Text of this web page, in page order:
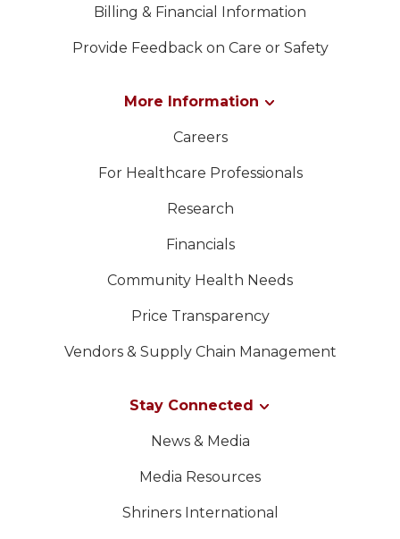
Billing & Financial Information
Provide Feedback on Care or Safety
More Information
Careers
For Healthcare Professionals
Research
Financials
Community Health Needs
Price Transparency
Vendors & Supply Chain Management
Stay Connected
News & Media
Media Resources
Shriners International